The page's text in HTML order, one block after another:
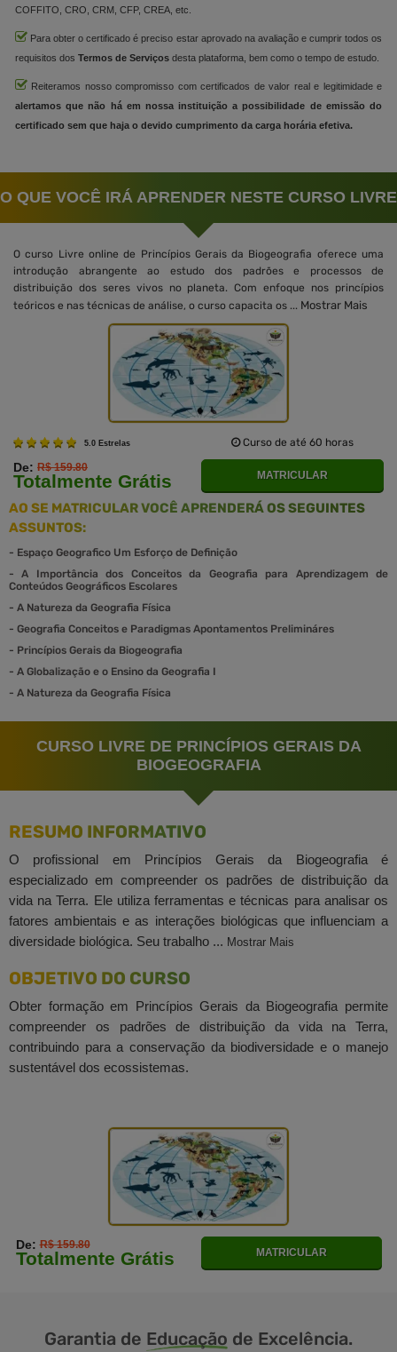
COFFITO, CRO, CRM, CFP, CREA, etc.
Para obter o certificado é preciso estar aprovado na avaliação e cumprir todos os
requisitos dos Termos de Serviços desta plataforma, bem como o tempo de estudo.
Reiteramos nosso compromisso com certificados de valor real e legitimidade e
alertamos que não há em nossa instituição a possibilidade de emissão do
certificado sem que haja o devido cumprimento da carga horária efetiva.
O QUE VOCÊ IRÁ APRENDER NESTE CURSO LIVRE
O curso Livre online de Princípios Gerais da Biogeografia oferece uma
introdução abrangente ao estudo dos padrões e processos de
distribuição dos seres vivos no planeta. Com enfoque nos princípios
teóricos e nas técnicas de análise, o curso capacita os ... Mostrar Mais
5.0 Estrelas Curso de até 60 horas
De: R$ 159.80
Totalmente Grátis MATRICULAR
AO SE MATRICULAR VOCÊ APRENDERÁ OS SEGUINTES
ASSUNTOS:
- Espaço Geografico Um Esforço de Definição
- A Importância dos Conceitos da Geografia para Aprendizagem de
Conteúdos Geográficos Escolares
- A Natureza da Geografia Física
- Geografia Conceitos e Paradigmas Apontamentos Prelimináres
- Princípios Gerais da Biogeografia
- A Globalização e o Ensino da Geografia I
- A Natureza da Geografia Física
CURSO LIVRE DE PRINCÍPIOS GERAIS DA
BIOGEOGRAFIA
RESUMO INFORMATIVO
O profissional em Princípios Gerais da Biogeografia é
especializado em compreender os padrões de distribuição da
vida na Terra. Ele utiliza ferramentas e técnicas para analisar os
fatores ambientais e as interações biológicas que influenciam a
diversidade biológica. Seu trabalho ... Mostrar Mais
OBJETIVO DO CURSO
Obter formação em Princípios Gerais da Biogeografia permite
compreender os padrões de distribuição da vida na Terra,
contribuindo para a conservação da biodiversidade e o manejo
sustentável dos ecossistemas.
De:R$ 159.80
Totalmente Grátis MATRICULAR
Garantia de Educação de Excelência.